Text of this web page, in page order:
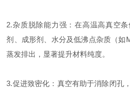
2.杂质脱除能力强：在高温高真空
剂、成形剂、水分及低沸点杂质（如
蒸发排出，显著提升材料纯度。
3.促进致密化：真空有助于消除闭孔